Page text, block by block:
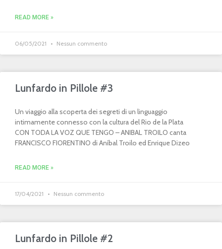
READ MORE »
06/05/2021 Nessun commento
Lunfardo in Pillole #3
Un viaggio alla scoperta dei segreti di un linguaggio
intimamente connesso con la cultura del Rio de la Plata
CON TODA LA VOZ QUE TENGO – ANIBAL TROILO canta
FRANCISCO FIORENTINO di Aníbal Troilo ed Enrique Dizeo
READ MORE »
17/04/2021 Nessun commento
Lunfardo in Pillole #2